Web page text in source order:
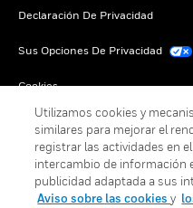
Declaración De Privacidad
Sus Opciones De Privacidad
Cookies
Darse De Baja Global
Utilizamos cookies y
similares para mejorar el
registrar las actividades en
intercambio de información
publicidad adaptada a sus
Aviso sobre las cookiesy